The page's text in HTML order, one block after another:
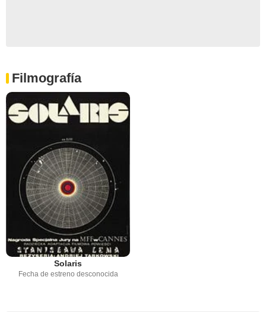
Filmografía
Solaris
Fecha de estreno desconocida